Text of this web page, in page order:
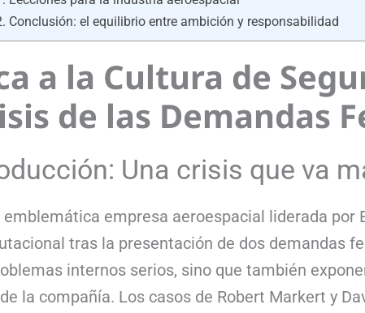
Conclusión: el equilibrio entre ambición y responsabilidad
a la Cultura de
de las Demandas
Una crisis que va
emblemática empresa aeroespacial liderada
tras la presentación de dos demandas
internos serios, sino que también
la compañía. Los casos de Robert Markert y